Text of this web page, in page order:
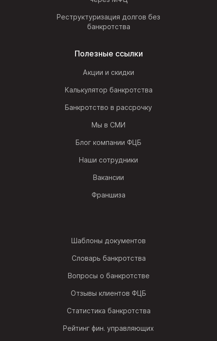
Реструктуризация долгов без
банкротства
Полезные ссылки
Акции и скидки
Калькулятор банкротства
Банкротство в рассрочку
Мы в СМИ
Блог компании ФЦБ
Наши сотрудники
Вакансии
Франшиза
Шаблоны документов
Словарь банкротства
Вопросы о банкротстве
Отзывы клиентов ФЦБ
Статистика банкротства
Рейтинг фин. управляющих